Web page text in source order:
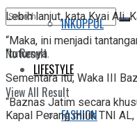
No Result
View All Result
INKOPPOL
LIFESTYLE
FASHION
Lebih lanjut, kata Kyai Ali,
“Maka, ini menjadi
“tuturnya.
Sementara itu, Waka III
“Baznas Jatim secara
Kapal Perang milik TNI